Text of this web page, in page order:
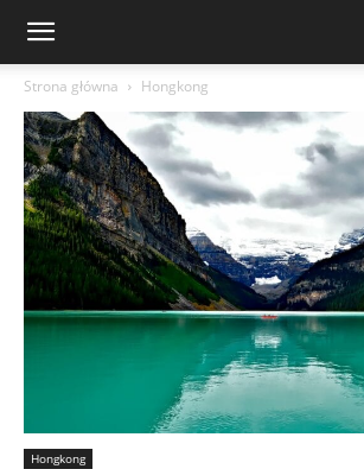
Strona główna Hongkong
Hongkong